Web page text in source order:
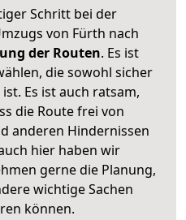
Schritt bei der
von Fürth nach
der Routen. Es ist
die sowohl sicher
ist. Es ist auch ratsam,
die Route frei von
anderen Hindernissen
hier haben wir
gerne die Planung,
wichtige Sachen
können.